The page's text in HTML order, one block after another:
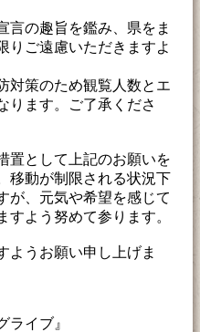
言の趣旨を鑑み、県をま
りご遠慮いただきますよ
対策のため観覧人数とエ
ります。ご了承くださ
置として上記のお願いを
移動が制限される状況下
が、元気や希望を感じて
すよう努めて参ります。
ようお願い申し上げま
ライブ』